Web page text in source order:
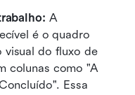
A
é o quadro
visual do fluxo de
colunas como "A
Essa